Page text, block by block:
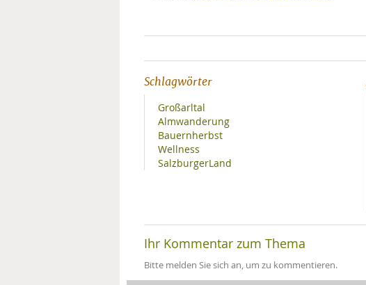
Schlagwörter
Großarltal
Almwanderung
Bauernherbst
Wellness
SalzburgerLand
Ihr Kommentar zum Thema
Bitte melden Sie sich an, um zu kommentieren.